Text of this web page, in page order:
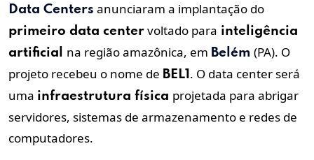
Data Centers anunciaram a implantação do
primeiro data center voltado para inteligência
artificial na região amazônica, em Belém (PA). O
projeto recebeu o nome de BEL1 . O data center será
uma infraestrutura física projetada para abrigar
servidores, sistemas de armazenamento e redes de
computadores.